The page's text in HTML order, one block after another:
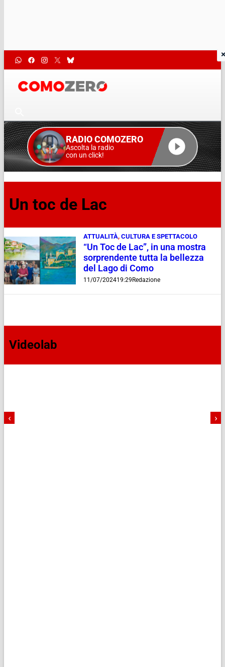
RADIO COMOZERO
Ascolta la radio
con un click!
Un toc de Lac
ATTUALITÀ, CULTURA E SPETTACOLO
“Un Toc de Lac”, in una mostra
sorprendente tutta la bellezza
del Lago di Como
11/07/202419:29Redazione
Videolab
‹ ›